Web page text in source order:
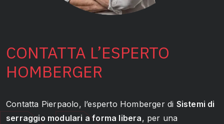
CONTATTA L’ESPERTO
HOMBERGER
Contatta Pierpaolo, l’esperto Homberger di Sistemi di
serraggio modulari a forma libera, per una